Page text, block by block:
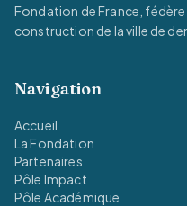
Fondation de France,
construction de la ville de
Navigation
Accueil
La Fondation
Partenaires
Pôle Impact
Pôle Académique